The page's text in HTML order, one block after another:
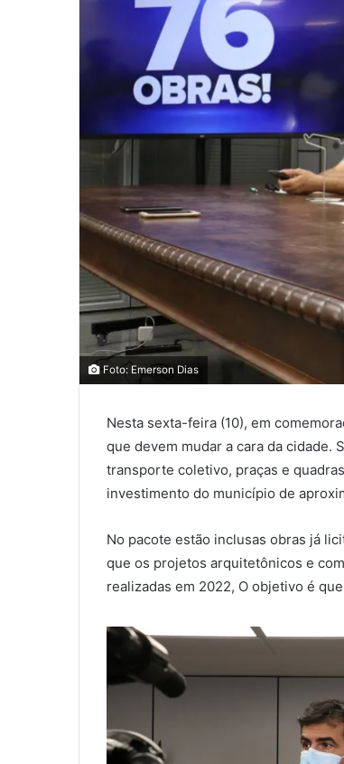
Foto: Emerson Dias
Nesta sexta-feira (10), em
que devem mudar a cara da cidade.
transporte coletivo, praças e
investimento do município de
No pacote estão inclusas obras já
que os projetos arquitetônicos e
realizadas em 2022, O objetivo é